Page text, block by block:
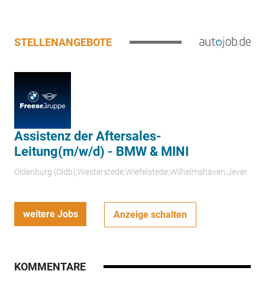
STELLENANGEBOTE
Assistenz der Aftersales-
Leitung(m/w/d) - BMW & MINI
Oldenburg (Oldb);Westerstede;Wiefelstede;Wilhelmshaven;Jever
weitere Jobs Anzeige schalten
KOMMENTARE